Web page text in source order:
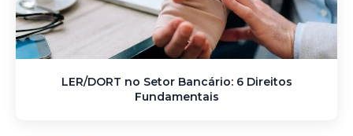
LER/DORT no Setor Bancário: 6 Direitos
Fundamentais